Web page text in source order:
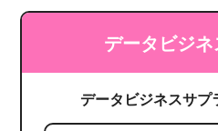
データビジ
データビジネスサプ